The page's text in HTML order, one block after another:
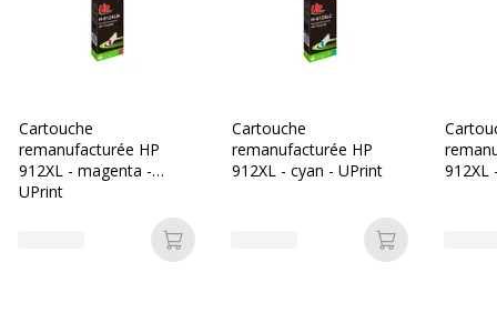
Cartouche
remanufacturée HP
912XL - magenta -
UPrint
Ajouter au panier
Cartouche
remanufacturée HP
912XL - cyan - UPrint
Ajouter au
912XL